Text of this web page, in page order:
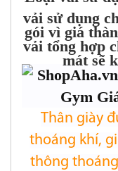
vải sử dụng
gói vì giá
vải tổng hợp
mát sẽ
Thân giày
thoáng khí,
thông